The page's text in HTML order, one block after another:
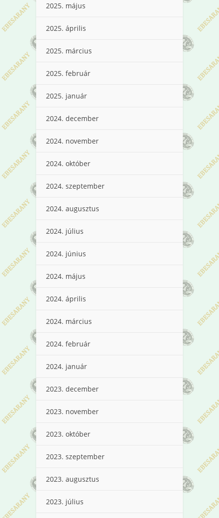
2025. május
2025. április
2025. március
2025. február
2025. január
2024. december
2024. november
2024. október
2024. szeptember
2024. augusztus
2024. július
2024. június
2024. május
2024. április
2024. március
2024. február
2024. január
2023. december
2023. november
2023. október
2023. szeptember
2023. augusztus
2023. július